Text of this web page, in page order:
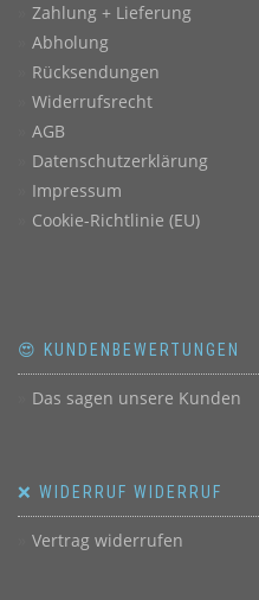
Zahlung + Lieferung
Abholung
Rücksendungen
Widerrufsrecht
AGB
Datenschutzerklärung
Impressum
Cookie-Richtlinie (EU)
😍 KUNDENBEWERTUNGEN
Das sagen unsere Kunden
❌ WIDERRUF WIDERRUF
Vertrag widerrufen